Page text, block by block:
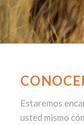
Estaremos
usted mismo